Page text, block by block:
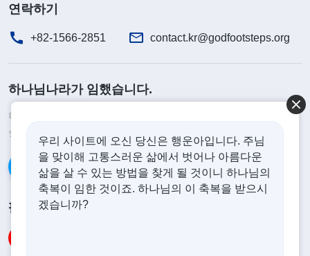
연락하기
+82-1566-2851 contact.kr@godfootsteps.org
하나님나라가 임했습니다.
하나님나라가 이미 인간 세상에 임했습니다. 하나님나라에 들어가고
싶으십니까?
카카오톡으로 대화하기
팔로우하기
우리 사이트에 오신 당신은 행운아입니다. 주님
을 맞이해 고통스러운 삶에서 벗어나 아름다운
삶을 살 수 있는 방법을 찾게 될 것이니 하나님의
축복이 임한 것이죠. 하나님의 이 축복을 받으시
겠습니까?